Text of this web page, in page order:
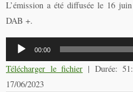
L’émission a été diffusée le 16
DAB +.
Lecteur
audio
00:00
Télécharger le fichier | Durée:
17/06/2023